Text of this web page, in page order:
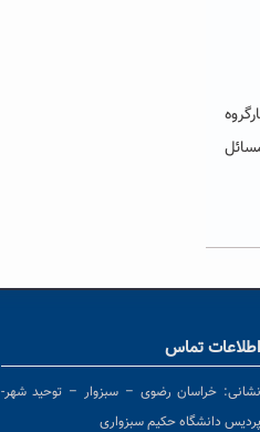
تماس
خراسان رضوی – سبزوار – توحید شهر-
دانشگاه حکیم سبزواری